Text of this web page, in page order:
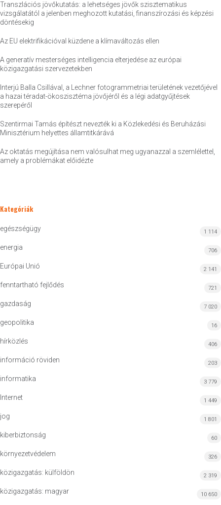
Transzlációs jövőkutatás: a lehetséges jövők szisztematikus
vizsgálatától a jelenben meghozott kutatási, finanszírozási és képzési
döntésekig
Az EU elektrifikációval küzdene a klímaváltozás ellen
A generatív mesterséges intelligencia elterjedése az európai
közigazgatási szervezetekben
Interjú Balla Csillával, a Lechner fotogrammetriai területének vezetőjével
a hazai téradat-ökoszisztéma jövőjéről és a légi adatgyűjtések
szerepéről
Szentirmai Tamás építészt nevezték ki a Közlekedési és Beruházási
Minisztérium helyettes államtitkárává
Az oktatás megújítása nem valósulhat meg ugyanazzal a szemlélettel,
amely a problémákat előidézte
Kategóriák
egészségügy 1 114
energia 706
Európai Unió 2 141
fenntartható fejlődés 721
gazdaság 7 020
geopolitika 16
hírközlés 406
információ röviden 203
informatika 3 779
Internet 1 449
jog 1 801
kiberbiztonság 60
környezetvédelem 326
közigazgatás: külföldön 2 319
közigazgatás: magyar 10 650